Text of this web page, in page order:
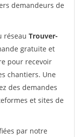
demandeurs de
réseau Trouver-
gratuite et
pour recevoir
chantiers. Une
des demandes
et sites de
par notre